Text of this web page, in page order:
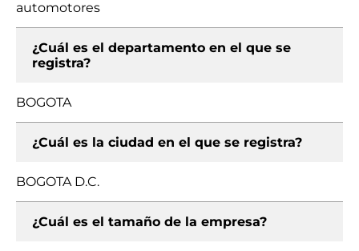
automotores
¿Cuál es el departamento en el que se
registra?
BOGOTA
¿Cuál es la ciudad en el que se registra?
BOGOTA D.C.
¿Cuál es el tamaño de la empresa?